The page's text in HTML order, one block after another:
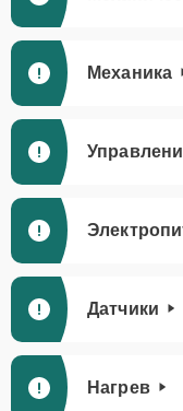
Механика
Датчики
Нагрев